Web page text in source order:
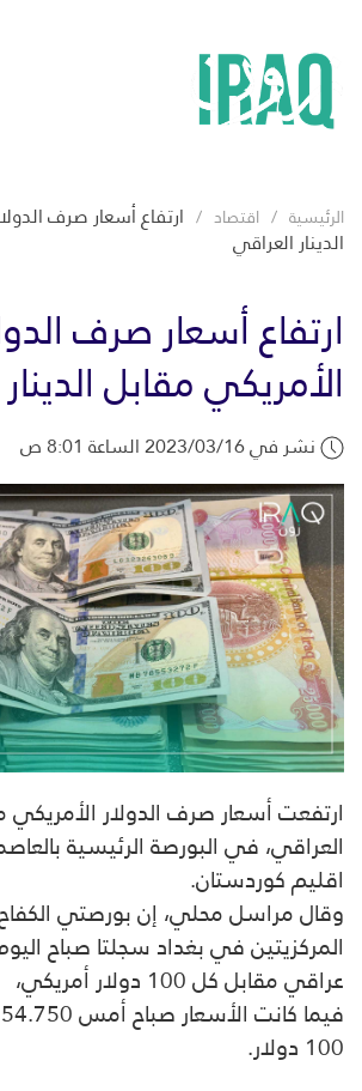
الرئيسية اقتصاد ارتفاع أسعار صرف
الدينار العراقي
ارتفاع أسعار صرف
الأمريكي مقابل
نشر في 2023/03/16 الساعة 8:01 ص
ارتفعت أسعار صرف الدولار الأمريكي
العراقي، في البورصة الرئيسية
اقليم كوردستان.
وقال مراسل محلي، إن بورصتي الكفاح
عراقي مقابل كل 100 دولار أمريكي،
100 دولار.